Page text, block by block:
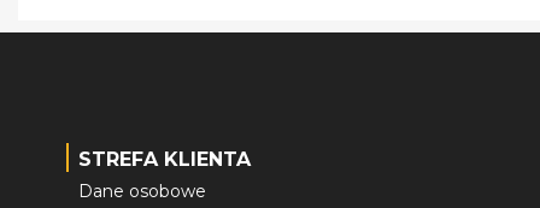
STREFA KLIENTA
Dane osobowe